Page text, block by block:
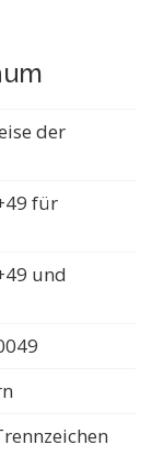
der
für
und